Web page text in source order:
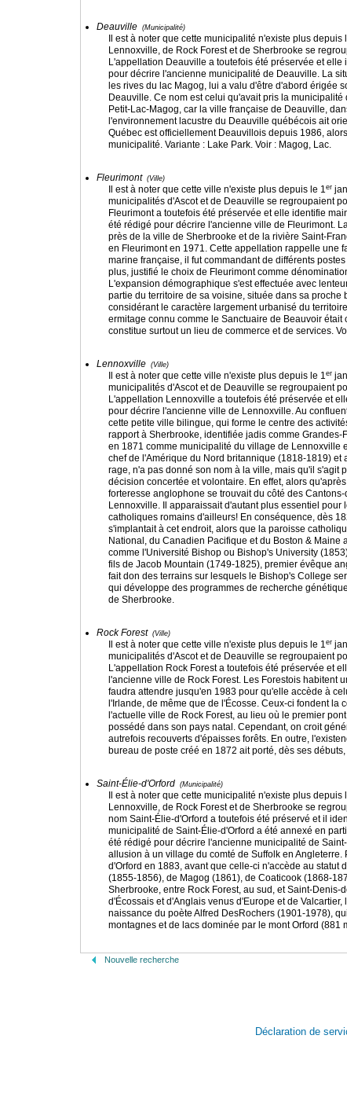
Deauville (Municipalité)
Il est à noter que cette municipalité n'existe plus depuis
Lennoxville, de Rock Forest et de Sherbrooke se
L'appellation Deauville a toutefois été préservée et
pour décrire l'ancienne municipalité de Deauville. La
les rives du lac Magog, lui a valu d'être d'abord érigée
Deauville. Ce nom est celui qu'avait pris la
Petit-Lac-Magog, car la ville française de Deauville,
l'environnement lacustre du Deauville québécois ait
Québec est officiellement Deauvillois depuis 1986,
municipalité. Variante : Lake Park. Voir : Magog, Lac.
Fleurimont (Ville)
Il est à noter que cette ville n'existe plus depuis le 1er
municipalités d'Ascot et de Deauville se regroupaient
Fleurimont a toutefois été préservée et elle identifie
été rédigé pour décrire l'ancienne ville de Fleurimont.
près de la ville de Sherbrooke et de la rivière Saint-
en Fleurimont en 1971. Cette appellation rappelle une
marine française, il fut commandant de différents
plus, justifié le choix de Fleurimont comme
L'expansion démographique s'est effectuée avec
partie du territoire de sa voisine, située dans sa
considérant le caractère largement urbanisé du
ermitage connu comme le Sanctuaire de Beauvoir
constitue surtout un lieu de commerce et de services.
Lennoxville (Ville)
Il est à noter que cette ville n'existe plus depuis le 1er
municipalités d'Ascot et de Deauville se regroupaient
L'appellation Lennoxville a toutefois été préservée et
pour décrire l'ancienne ville de Lennoxville. Au
cette petite ville bilingue, qui forme le centre des
rapport à Sherbrooke, identifiée jadis comme
en 1871 comme municipalité du village de Lennoxville
chef de l'Amérique du Nord britannique (1818-1819)
rage, n'a pas donné son nom à la ville, mais qu'il s'agit
décision concertée et volontaire. En effet, alors
forteresse anglophone se trouvait du côté des
Lennoxville. Il apparaissait d'autant plus essentiel
catholiques romains d'ailleurs! En conséquence, dès
s'implantait à cet endroit, alors que la paroisse
National, du Canadien Pacifique et du Boston &
comme l'Université Bishop ou Bishop's University
fils de Jacob Mountain (1749-1825), premier évêque
fait don des terrains sur lesquels le Bishop's College
qui développe des programmes de recherche
de Sherbrooke.
Rock Forest (Ville)
Il est à noter que cette ville n'existe plus depuis le 1er
municipalités d'Ascot et de Deauville se regroupaient
L'appellation Rock Forest a toutefois été préservée et
l'ancienne ville de Rock Forest. Les Forestois habitent
faudra attendre jusqu'en 1983 pour qu'elle accède à
l'Irlande, de même que de l'Écosse. Ceux-ci fondent
l'actuelle ville de Rock Forest, au lieu où le premier
possédé dans son pays natal. Cependant, on croit
autrefois recouverts d'épaisses forêts. En outre,
bureau de poste créé en 1872 ait porté, dès ses
Saint-Élie-d'Orford (Municipalité)
Il est à noter que cette municipalité n'existe plus depuis
Lennoxville, de Rock Forest et de Sherbrooke se
nom Saint-Élie-d'Orford a toutefois été préservé et il
municipalité de Saint-Élie-d'Orford a été annexé en
été rédigé pour décrire l'ancienne municipalité de
allusion à un village du comté de Suffolk en
d'Orford en 1883, avant que celle-ci n'accède au
(1855-1856), de Magog (1861), de Coaticook (1868-
Sherbrooke, entre Rock Forest, au sud, et Saint-
d'Écossais et d'Anglais venus d'Europe et de
naissance du poète Alfred DesRochers (1901-1978),
montagnes et de lacs dominée par le mont Orford (881
Nouvelle recherche
Déclaration de